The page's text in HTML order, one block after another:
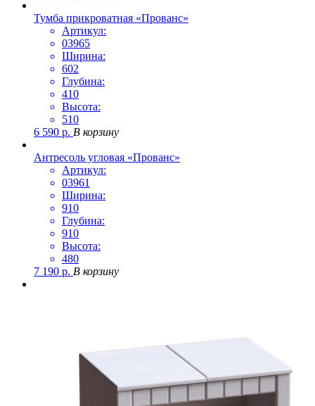
Тумба прикроватная «Прованс»
Артикул:
03965
Ширина:
602
Глубина:
410
Высота:
510
6 590 р. В корзину
Антресоль угловая «Прованс»
Артикул:
03961
Ширина:
910
Глубина:
910
Высота:
480
7 190 р. В корзину